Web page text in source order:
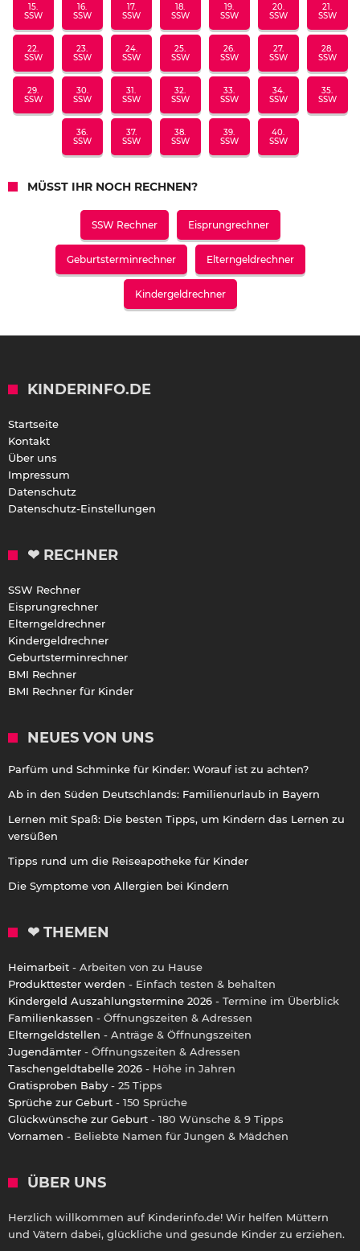
15.
SSW
16.
SSW
17.
SSW
18.
SSW
19.
SSW
20.
SSW
21.
SSW
22.
SSW
23.
SSW
24.
SSW
25.
SSW
26.
SSW
27.
SSW
28.
SSW
29.
SSW
30.
SSW
31.
SSW
32.
SSW
33.
SSW
34.
SSW
35.
SSW
36.
SSW
37.
SSW
38.
SSW
39.
SSW
40.
SSW
MÜSST IHR NOCH RECHNEN?
SSW Rechner Eisprungrechner
Geburtsterminrechner Elterngeldrechner
Kindergeldrechner
KINDERINFO.DE
Startseite
Kontakt
Über uns
Impressum
Datenschutz
Datenschutz-Einstellungen
❤ RECHNER
SSW Rechner
Eisprungrechner
Elterngeldrechner
Kindergeldrechner
Geburtsterminrechner
BMI Rechner
BMI Rechner für Kinder
NEUES VON UNS
Parfüm und Schminke für Kinder: Worauf ist zu achten?
Ab in den Süden Deutschlands: Familienurlaub in Bayern
Lernen mit Spaß: Die besten Tipps, um Kindern das Lernen zu
versüßen
Tipps rund um die Reiseapotheke für Kinder
Die Symptome von Allergien bei Kindern
❤ THEMEN
Heimarbeit - Arbeiten von zu Hause
Produkttester werden - Einfach testen & behalten
Kindergeld Auszahlungstermine 2026 - Termine im Überblick
Familienkassen - Öffnungszeiten & Adressen
Elterngeldstellen - Anträge & Öffnungszeiten
Jugendämter - Öffnungszeiten & Adressen
Taschengeldtabelle 2026 - Höhe in Jahren
Gratisproben Baby - 25 Tipps
Sprüche zur Geburt - 150 Sprüche
Glückwünsche zur Geburt - 180 Wünsche & 9 Tipps
Vornamen - Beliebte Namen für Jungen & Mädchen
ÜBER UNS
Herzlich willkommen auf Kinderinfo.de! Wir helfen Müttern
und Vätern dabei, glückliche und gesunde Kinder zu erziehen.